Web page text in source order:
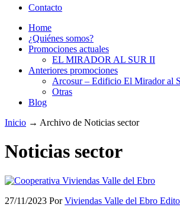
Contacto
Home
¿Quiénes somos?
Promociones actuales
EL MIRADOR AL SUR​ II
Anteriores promociones
Arcosur – Edificio El Mirador al
Otras
Blog
Inicio → Archivo de Noticias sector
Noticias sector
27/11/2023 PorViviendas Valle del Ebro